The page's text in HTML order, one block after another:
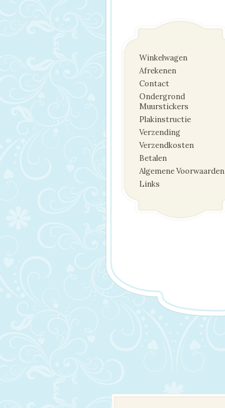
Winkelwagen
Afrekenen
Contact
Ondergrond
Muurstickers
Plakinstructie
Verzending
Verzendkosten
Betalen
Algemene Voorwaarden
Links